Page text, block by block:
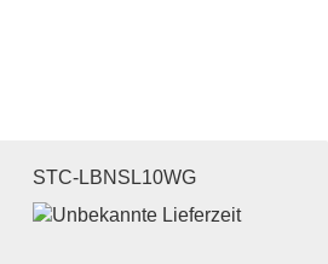
STC-LBNSL10WG